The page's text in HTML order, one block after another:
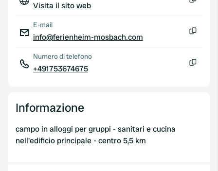
Visita il sito web
E-mail
info@ferienheim-mosbach.com
Numero di telefono
+491753674675
Informazione
campo in alloggi per gruppi - sanitari e cucina
nell'edificio principale - centro 5,5 km